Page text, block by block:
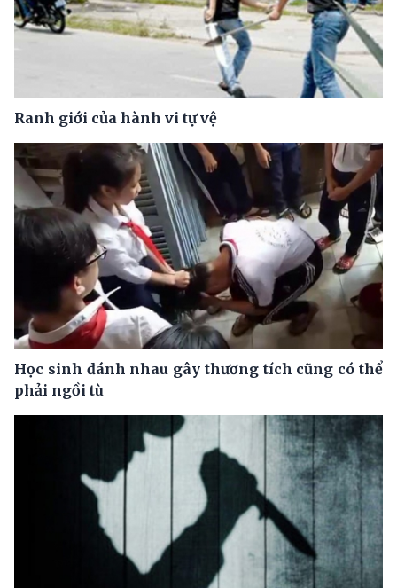
Ranh giới của hành vi tự vệ
Học sinh đánh nhau gây thương tích cũng có thể
phải ngồi tù